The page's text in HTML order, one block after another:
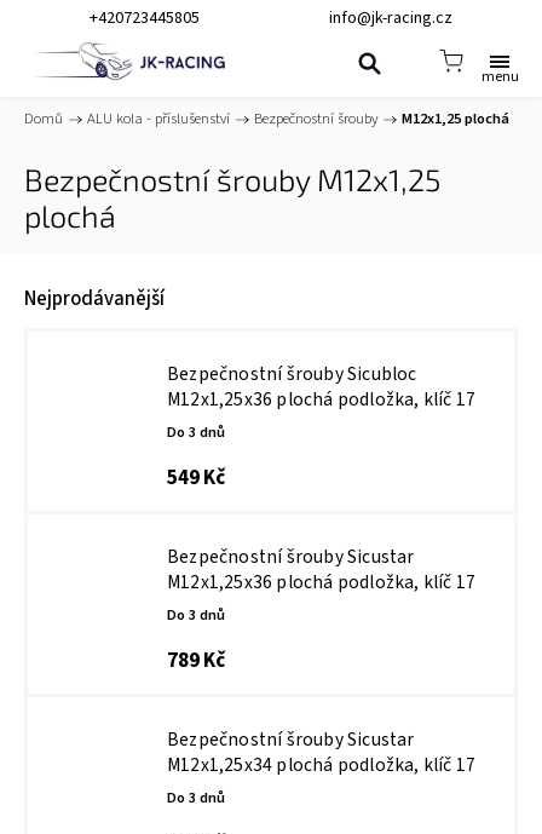
+420723445805 info@jk-racing.cz
Domů / ALU kola - příslušenství / Bezpečnostní šrouby / M12x1,25 plochá
Bezpečnostní šrouby M12x1,25
plochá
Nejprodávanější
Bezpečnostní šrouby Sicubloc
M12x1,25x36 plochá podložka, klíč 17
Do 3 dnů
549 Kč
Bezpečnostní šrouby Sicustar
M12x1,25x36 plochá podložka, klíč 17
Do 3 dnů
789 Kč
Bezpečnostní šrouby Sicustar
M12x1,25x34 plochá podložka, klíč 17
Do 3 dnů